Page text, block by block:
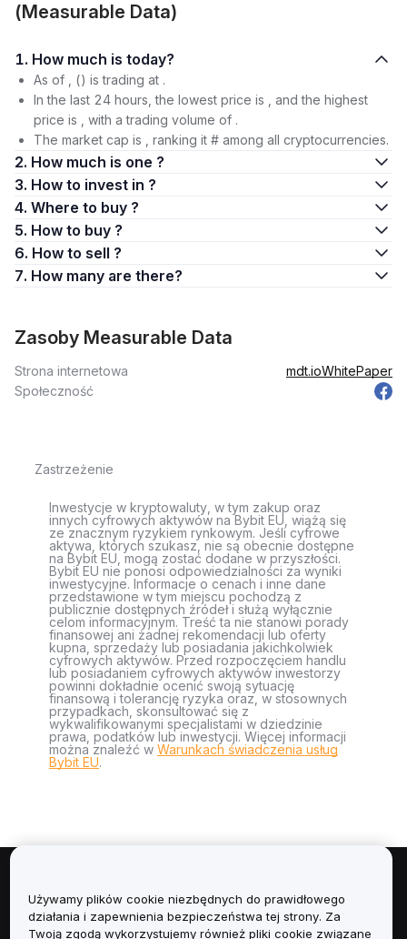
(Measurable Data)
1. How much is today?
As of , () is trading at .
In the last 24 hours, the lowest price is , and the highest
price is , with a trading volume of .
The market cap is , ranking it # among all cryptocurrencies.
2. How much is one ?
3. How to invest in ?
4. Where to buy ?
5. How to buy ?
6. How to sell ?
7. How many are there?
Zasoby Measurable Data
Strona internetowa mdt.ioWhitePaper
Społeczność
Zastrzeżenie
Inwestycje w kryptowaluty, w tym zakup oraz
innych cyfrowych aktywów na Bybit EU, wiążą się
ze znacznym ryzykiem rynkowym. Jeśli cyfrowe
aktywa, których szukasz, nie są obecnie dostępne
na Bybit EU, mogą zostać dodane w przyszłości.
Bybit EU nie ponosi odpowiedzialności za wyniki
inwestycyjne. Informacje o cenach i inne dane
przedstawione w tym miejscu pochodzą z
publicznie dostępnych źródeł i służą wyłącznie
celom informacyjnym. Treść ta nie stanowi porady
finansowej ani żadnej rekomendacji lub oferty
kupna, sprzedaży lub posiadania jakichkolwiek
cyfrowych aktywów. Przed rozpoczęciem handlu
lub posiadaniem cyfrowych aktywów inwestorzy
powinni dokładnie ocenić swoją sytuację
finansową i tolerancję ryzyka oraz, w stosownych
przypadkach, skonsultować się z
wykwalifikowanymi specjalistami w dziedzinie
prawa, podatków lub inwestycji. Więcej informacji
można znaleźć w Warunkach świadczenia usług
Bybit EU.
Informacje
Usługi
Używamy plików cookie niezbędnych do prawidłowego
działania i zapewnienia bezpieczeństwa tej strony. Za
Twoją zgodą wykorzystujemy również pliki cookie związane